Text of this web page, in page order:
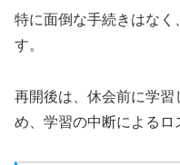
特に面倒な手続きはなく
す。
再開後は、休会前に学習
め、学習の中断によるロ